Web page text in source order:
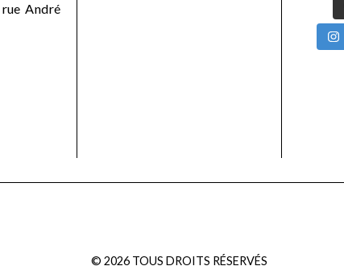
André
© 2026TOUS DROITS RÉSERVÉS